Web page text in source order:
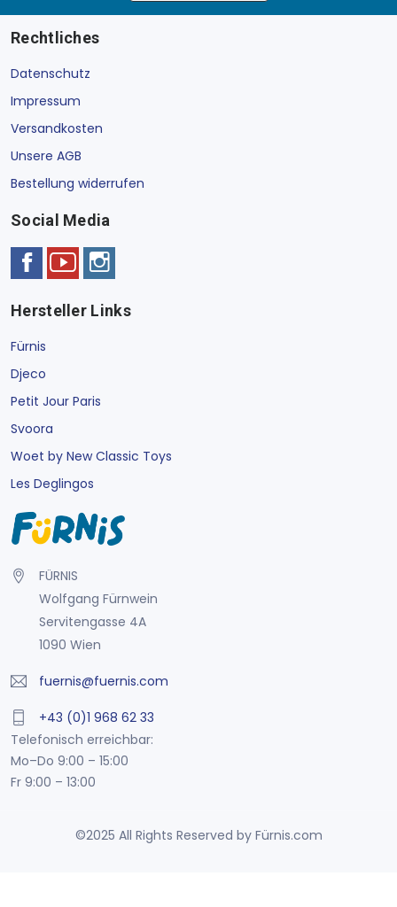
Rechtliches
Datenschutz
Impressum
Versandkosten
Unsere AGB
Bestellung widerrufen
Social Media
Hersteller Links
Fürnis
Djeco
Petit Jour Paris
Svoora
Woet by New Classic Toys
Les Deglingos
FÜRNIS
Wolfgang Fürnwein
Servitengasse 4A
1090 Wien
fuernis@fuernis.com
+43 (0)1 968 62 33
Telefonisch erreichbar:
Mo–Do 9:00 – 15:00
Fr 9:00 – 13:00
©2025 All Rights Reserved by Fürnis.com